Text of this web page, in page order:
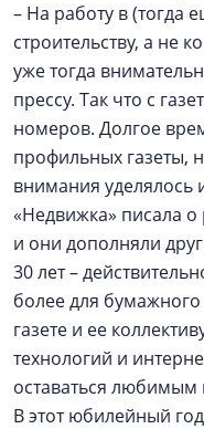
– На работу в (тогда
строительству, а не
уже тогда
прессу. Так что с
номеров. Долгое
профильных газеты,
внимания уделялось
«Недвижка» писала
и они дополняли друг
30 лет –
более для
газете и ее
технологий и
оставаться
В этот юбилейный